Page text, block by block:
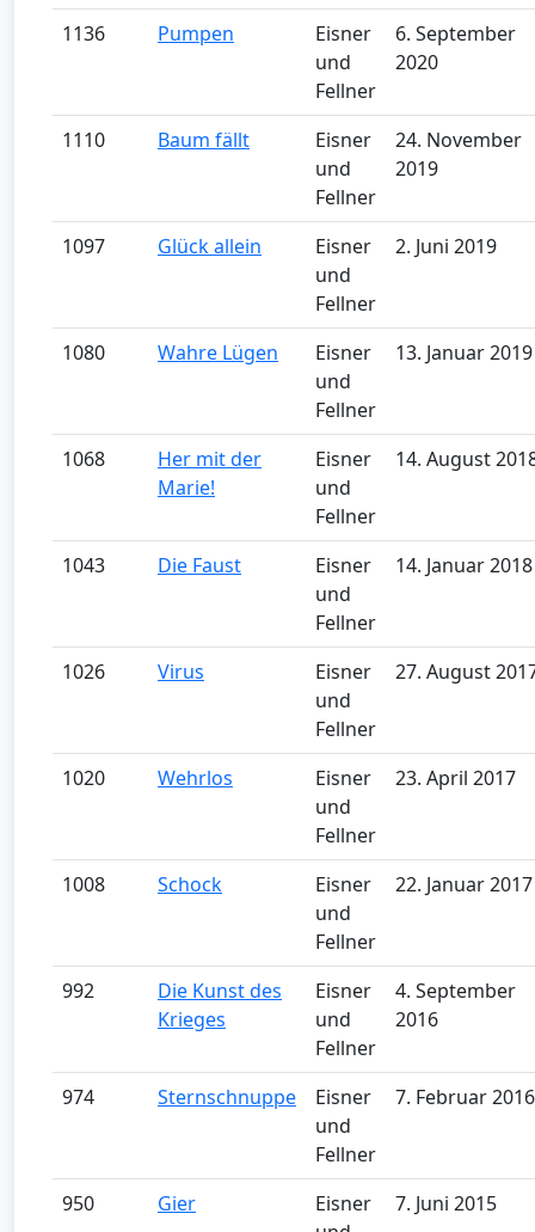
1136 Pumpen
Eisner
und
Fellner
6. September
2020
1110 Baum fällt
Eisner
und
Fellner
24. November
2019
1097 Glück allein
Eisner
und
Fellner
2. Juni 2019
1080 Wahre Lügen
Eisner
und
Fellner
13. Januar 2019
1068
Her mit der
Marie!
Eisner
und
Fellner
14. August
1043 Die Faust
Eisner
und
Fellner
14. Januar 2018
1026 Virus
Eisner
und
Fellner
27. August
1020 Wehrlos
Eisner
und
Fellner
23. April 2017
1008 Schock
Eisner
und
Fellner
22. Januar 2017
992
Die Kunst des
Krieges
Eisner
und
Fellner
4. September
2016
974 Sternschnuppe
Eisner
und
Fellner
7. Februar 2016
950 Gier
Eisner
7. Juni 2015